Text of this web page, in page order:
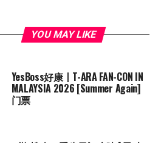
YOU MAY LIKE
YesBoss好康丨T-ARA FAN-CON IN
MALAYSIA 2026 [Summer Again]
门票